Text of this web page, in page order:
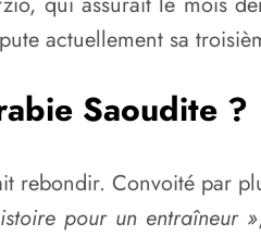
actuellement sa
Saoudite ?
rebondir. Convoité par
pour un entraîneur »